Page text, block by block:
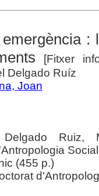
:
[Fitxer
Delgado Ruíz
Joan
Ruiz,
(455 p.)